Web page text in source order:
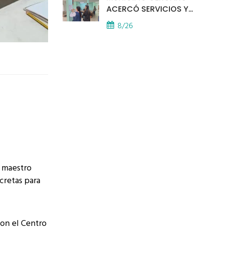
para
el Centro
ACERCÓ SERVICIOS Y
ATENCIÓN A LOS
VECINOS EL
8/26